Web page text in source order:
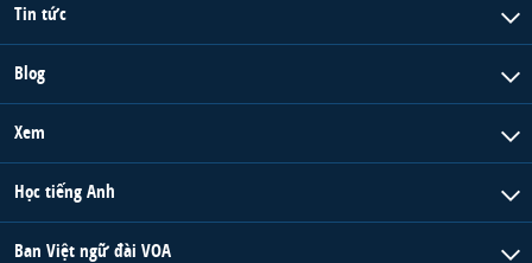
Tin tức
Blog
Xem
Học tiếng Anh
Ban Việt ngữ đài VOA